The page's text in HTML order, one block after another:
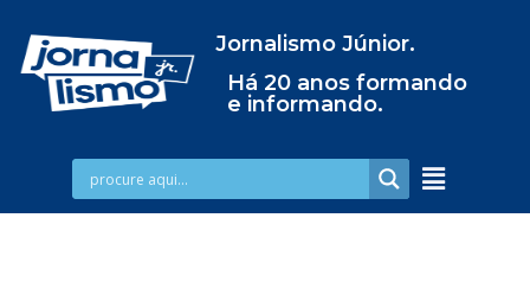
Jornalismo Júnior.
Há 20 anos formando
e informando.